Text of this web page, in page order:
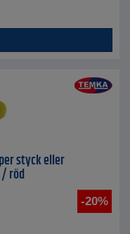
styck eller
röd
-20%